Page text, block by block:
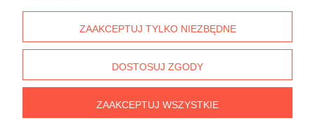
O nas
ZAAKCEPTUJ TYLKO NIEZBĘDNE
DOSTOSUJ ZGODY
ZAAKCEPTUJ WSZYSTKIE